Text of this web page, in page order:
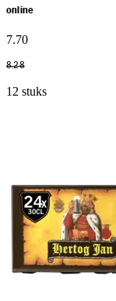
online
7.70
8.28
12 stuks